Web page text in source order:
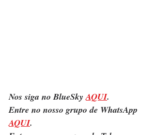
Nos siga no BlueSky AQUI.
Entre no nosso grupo de WhatsApp
AQUI.